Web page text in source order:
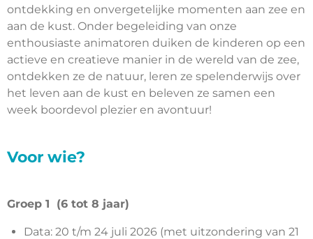
ontdekking en onvergetelijke momenten aan zee en
aan de kust. Onder begeleiding van onze
enthousiaste animatoren duiken de kinderen op een
actieve en creatieve manier in de wereld van de zee,
ontdekken ze de natuur, leren ze spelenderwijs over
het leven aan de kust en beleven ze samen een
week boordevol plezier en avontuur!
Voor wie?
Groep 1 (6 tot 8 jaar)
Data: 20 t/m 24 juli 2026 (met uitzondering van 21